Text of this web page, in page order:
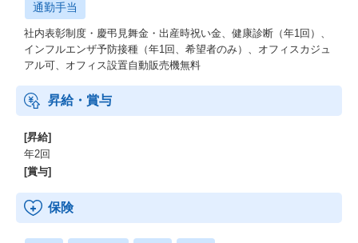
通勤手当
社内表彰制度・慶弔見舞金・出産時祝い金、健康診断（年1回）、
インフルエンザ予防接種（年1回、希望者のみ）、オフィスカジュ
アル可、オフィス設置自動販売機無料
昇給・賞与
[昇給]
年2回
[賞与]
保険